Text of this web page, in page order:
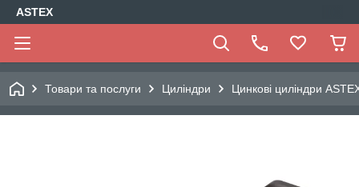
ASTEX
Товари та послуги Циліндри Цинкові циліндри